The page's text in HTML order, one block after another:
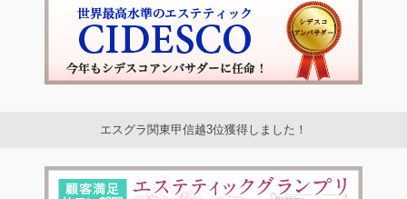
エスグラ関東甲信越3位獲得しました！